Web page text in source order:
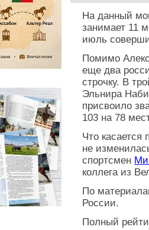
На данный
занимает 11
июль
Помимо
еще два
строчку. В
Эльнира
присвоило
103 на 78
Что касается
не
спортсмен
коллега из
По
России.
Полный